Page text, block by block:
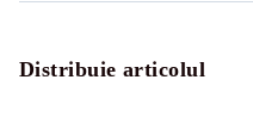
Distribuie articolul